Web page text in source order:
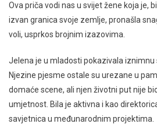
Ova priča vodi nas u svijet žene koja je,
izvan granica svoje zemlje, pronašla
voli, usprkos brojnim izazovima.
Jelena je u mladosti pokazivala iznimnu
Njezine pjesme ostale su urezane u
domaće scene, ali njen životni put nije
umjetnost. Bila je aktivna i kao
savjetnica u međunarodnim projektima.